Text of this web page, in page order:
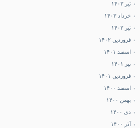
تیر ۱۴۰۳
خرداد ۱۴۰۳
تیر ۱۴۰۲
فروردین ۱۴۰۲
اسفند ۱۴۰۱
تیر ۱۴۰۱
فروردین ۱۴۰۱
اسفند ۱۴۰۰
بهمن ۱۴۰۰
دی ۱۴۰۰
آذر ۱۴۰۰